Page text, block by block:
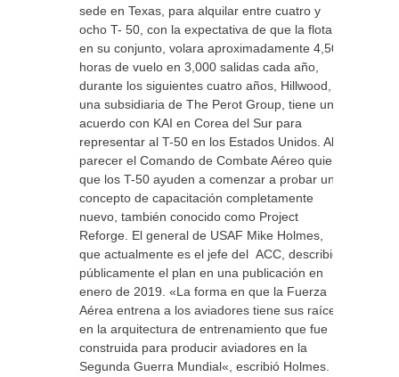
sede en Texas, para alquilar entre cuatro y
ocho T- 50, con la expectativa de que la flota,
en su conjunto, volara aproximadamente 4,500
horas de vuelo en 3,000 salidas cada año,
durante los siguientes cuatro años, Hillwood,
una subsidiaria de The Perot Group, tiene un
acuerdo con KAI en Corea del Sur para
representar al T-50 en los Estados Unidos. Al
parecer el Comando de Combate Aéreo quiere
que los T-50 ayuden a comenzar a probar un
concepto de capacitación completamente
nuevo, también conocido como Project
Reforge. El general de USAF Mike Holmes,
que actualmente es el jefe del ACC, describió
públicamente el plan en una publicación en
enero de 2019. «La forma en que la Fuerza
Aérea entrena a los aviadores tiene sus raíces
en la arquitectura de entrenamiento que fue
construida para producir aviadores en la
Segunda Guerra Mundial«, escribió Holmes.